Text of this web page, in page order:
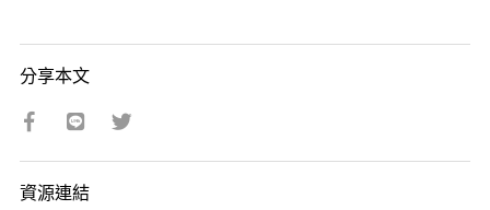
分享本文
資源連結